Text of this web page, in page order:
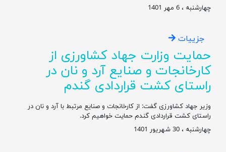
چهارشنبه ، 6 مهر 1401
جزییات
حمایت وزارت جهاد کشاورزی از
کارخانجات و صنایع آرد و نان در
راستای کشت قراردادی گندم
وزیر جهاد کشاورزی گفت: از کارخانجات و صنایع مرتبط با آرد و نان در
راستای کشت قراردادی گندم حمایت خواهیم کرد.
چهارشنبه ، 30 شهریور 1401